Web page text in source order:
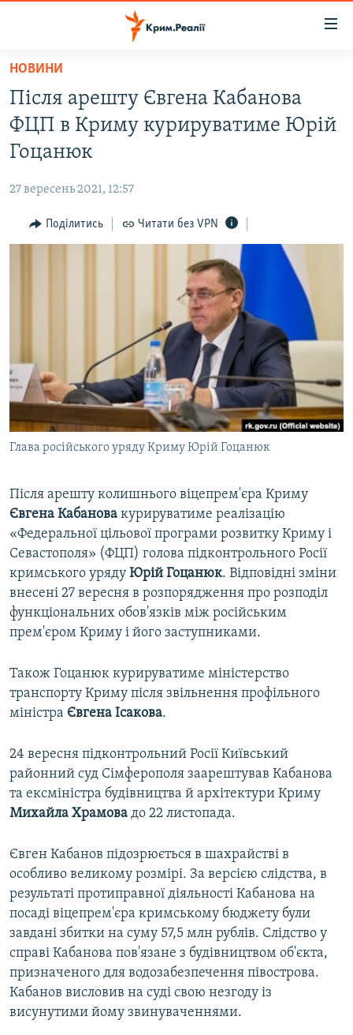
Перейти
основного
матеріалу
Перейти
до
основної
навігації
Перейти
до
ВОДА.КРИМ
ВІДЕО ТА ФОТО
БЛОГИ
ПОГЛЯД
ВІДЕОУРОКИ «ELIFBE»
СВІДЧЕННЯ ОКУПАЦІЇ
УКРАЇНСЬКА ПРОБЛЕМА КРИМУ
ІНФОГРАФІКА
ЯК ОБІЙТИ БЛОКУВАННЯ
Русский
Qırımtatar
ДОЛУЧАЙСЯ!
Усі сайти RFE/RL
НОВИНИ
Після арешту Євгена Кабанова
ФЦП в Криму курируватиме Юрій
Гоцанюк
27 вересень 2021, 12:57
Поділитись Читати без VPN
Глава російського уряду Криму Юрій Гоцанюк
Після арешту колишнього віцепрем'єра Криму
Євгена Кабанова курируватиме реалізацію
«Федеральної цільової програми розвитку Криму і
Севастополя» (ФЦП) голова підконтрольного Росії
кримського уряду Юрій Гоцанюк. Відповідні зміни
внесені 27 вересня в розпорядження про розподіл
функціональних обов'язків між російським
прем'єром Криму і його заступниками.
Також Гоцанюк курируватиме міністерство
транспорту Криму після звільнення профільного
міністра Євгена Ісакова.
24 вересня підконтрольний Росії Київський
районний суд Сімферополя заарештував Кабанова
та ексміністра будівництва й архітектури Криму
Михайла Храмова до 22 листопада.
Євген Кабанов підозрюється в шахрайстві в
особливо великому розмірі. За версією слідства, в
результаті протиправної діяльності Кабанова на
посаді віцепрем'єра кримському бюджету були
завдані збитки на суму 57,5 млн рублів. Слідство у
справі Кабанова пов'язане з будівництвом об'єкта,
призначеного для водозабезпечення півострова.
Кабанов висловив на суді свою незгоду із
висунутими йому звинуваченнями.